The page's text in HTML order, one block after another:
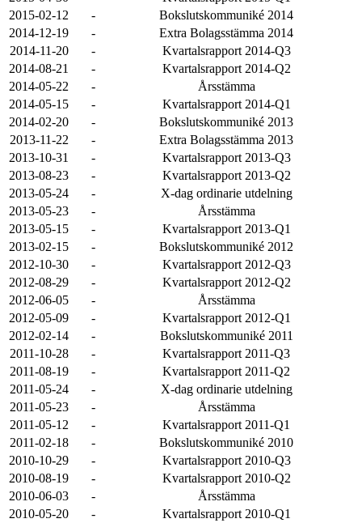
2015-02-12
-
Bokslutskommuniké 2014
2014-12-19
-
Extra Bolagsstämma 2014
2014-11-20
-
Kvartalsrapport 2014-Q3
2014-08-21
-
Kvartalsrapport 2014-Q2
2014-05-22
-
Årsstämma
2014-05-15
-
Kvartalsrapport 2014-Q1
2014-02-20
-
Bokslutskommuniké 2013
2013-11-22
-
Extra Bolagsstämma 2013
2013-10-31
-
Kvartalsrapport 2013-Q3
2013-08-23
-
Kvartalsrapport 2013-Q2
2013-05-24
-
X-dag ordinarie utdelning
2013-05-23
-
Årsstämma
2013-05-15
-
Kvartalsrapport 2013-Q1
2013-02-15
-
Bokslutskommuniké 2012
2012-10-30
-
Kvartalsrapport 2012-Q3
2012-08-29
-
Kvartalsrapport 2012-Q2
2012-06-05
-
Årsstämma
2012-05-09
-
Kvartalsrapport 2012-Q1
2012-02-14
-
Bokslutskommuniké 2011
2011-10-28
-
Kvartalsrapport 2011-Q3
2011-08-19
-
Kvartalsrapport 2011-Q2
2011-05-24
-
X-dag ordinarie utdelning
2011-05-23
-
Årsstämma
2011-05-12
-
Kvartalsrapport 2011-Q1
2011-02-18
-
Bokslutskommuniké 2010
2010-10-29
-
Kvartalsrapport 2010-Q3
2010-08-19
-
Kvartalsrapport 2010-Q2
2010-06-03
-
Årsstämma
2010-05-20
-
Kvartalsrapport 2010-Q1